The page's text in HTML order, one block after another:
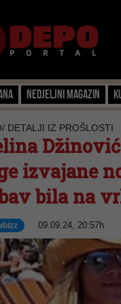
Nedjeljni magazin
DETALJI IZ PROŠLOSTI
izvajane
bila na
09.09.24, 20:57h